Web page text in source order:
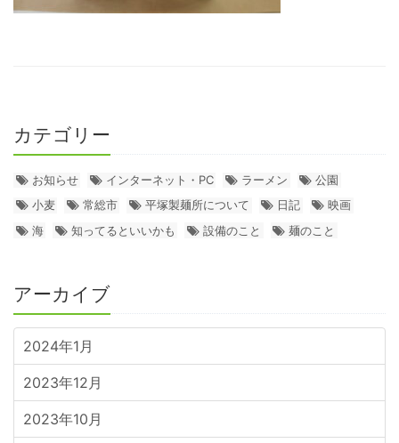
カテゴリー
お知らせ インターネット・PC ラーメン
公園
小麦
常総市 平塚製麺所について 日記
映画
海
知ってるといいかも 設備のこと 麺のこと
アーカイブ
2024年1月
2023年12月
2023年10月